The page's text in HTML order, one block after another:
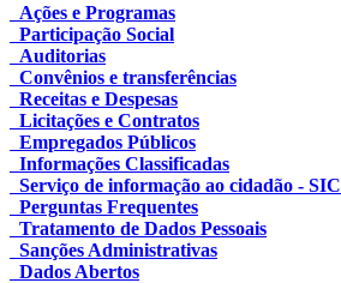
Ações e Programas
Participação Social
Auditorias
Convênios e transferências
Receitas e Despesas
Licitações e Contratos
Empregados Públicos
Informações Classificadas
Serviço de informação ao cidadão - SIC
Perguntas Frequentes
Tratamento de Dados Pessoais
Sanções Administrativas
Dados Abertos